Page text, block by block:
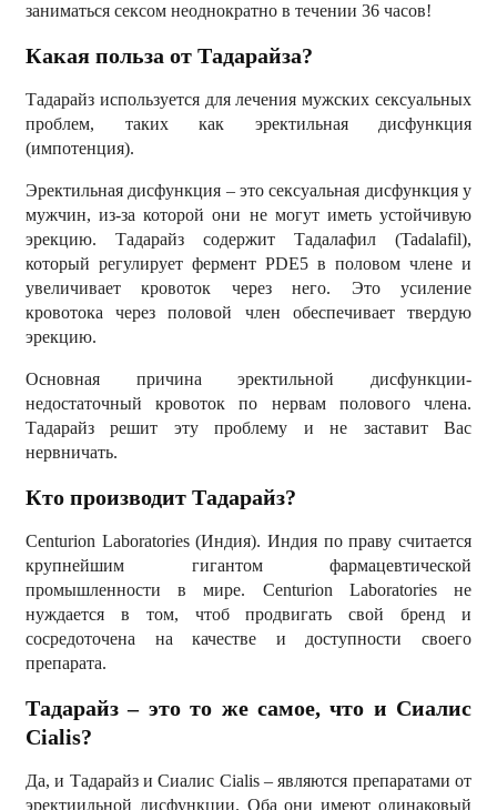
заниматься сексом неоднократно в течении 36 часов!
Какая польза от Тадарайза?
Тадарайз используется для лечения мужских сексуальных
проблем, таких как эректильная дисфункция
(импотенция).
Эректильная дисфункция – это сексуальная дисфункция у
мужчин, из-за которой они не могут иметь устойчивую
эрекцию. Тадарайз содержит Тадалафил (Tadalafil),
который регулирует фермент PDE5 в половом члене и
увеличивает кровоток через него. Это усиление
кровотока через половой член обеспечивает твердую
эрекцию.
Основная причина эректильной дисфункции-
недостаточный кровоток по нервам полового члена.
Тадарайз решит эту проблему и не заставит Вас
нервничать.
Кто производит Тадарайз?
Centurion Laboratories (Индия). Индия по праву считается
крупнейшим гигантом фармацевтической
промышленности в мире. Centurion Laboratories не
нуждается в том, чтоб продвигать свой бренд и
сосредоточена на качестве и доступности своего
препарата.
Тадарайз– это то же самое, что и Сиалис
Cialis?
Да, и Тадарайз и Сиалис Cialis – являются препаратами от
эректиильной дисфункции. Оба они имеют одинаковый